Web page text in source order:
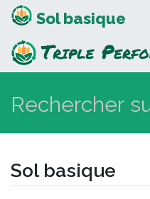
Sol basique
Sol basique